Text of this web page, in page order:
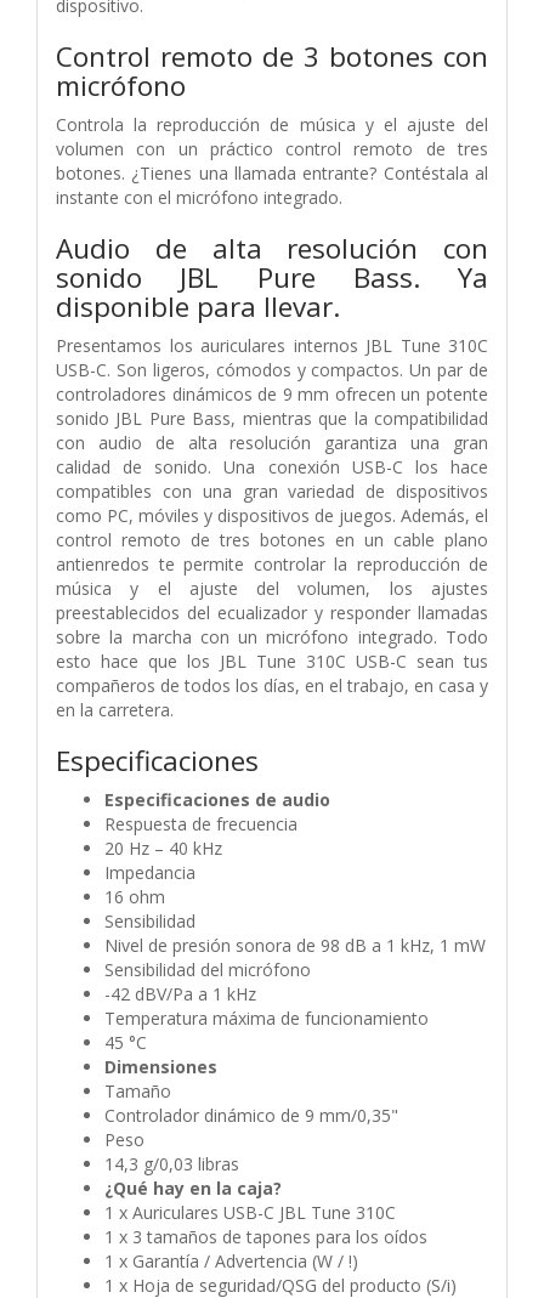
dispositivo.
Control remoto de 3 botones con
micrófono
Controla la reproducción de música y el ajuste del
volumen con un práctico control remoto de tres
botones. ¿Tienes una llamada entrante? Contéstala al
instante con el micrófono integrado.
Audio de alta resolución con
sonido JBL Pure Bass. Ya
disponible para llevar.
Presentamos los auriculares internos JBL Tune 310C
USB-C. Son ligeros, cómodos y compactos. Un par de
controladores dinámicos de 9 mm ofrecen un potente
sonido JBL Pure Bass, mientras que la compatibilidad
con audio de alta resolución garantiza una gran
calidad de sonido. Una conexión USB-C los hace
compatibles con una gran variedad de dispositivos
como PC, móviles y dispositivos de juegos. Además, el
control remoto de tres botones en un cable plano
antienredos te permite controlar la reproducción de
música y el ajuste del volumen, los ajustes
preestablecidos del ecualizador y responder llamadas
sobre la marcha con un micrófono integrado. Todo
esto hace que los JBL Tune 310C USB-C sean tus
compañeros de todos los días, en el trabajo, en casa y
en la carretera.
Especificaciones
Especificaciones de audio
Respuesta de frecuencia
20 Hz – 40 kHz
Impedancia
16 ohm
Sensibilidad
Nivel de presión sonora de 98 dB a 1 kHz, 1 mW
Sensibilidad del micrófono
-42 dBV/Pa a 1 kHz
Temperatura máxima de funcionamiento
45 °C
Dimensiones
Tamaño
Controlador dinámico de 9 mm/0,35"
Peso
14,3 g/0,03 libras
¿Qué hay en la caja?
1 x Auriculares USB-C JBL Tune 310C
1 x 3 tamaños de tapones para los oídos
1 x Garantía / Advertencia (W / !)
1 x Hoja de seguridad/QSG del producto (S/i)